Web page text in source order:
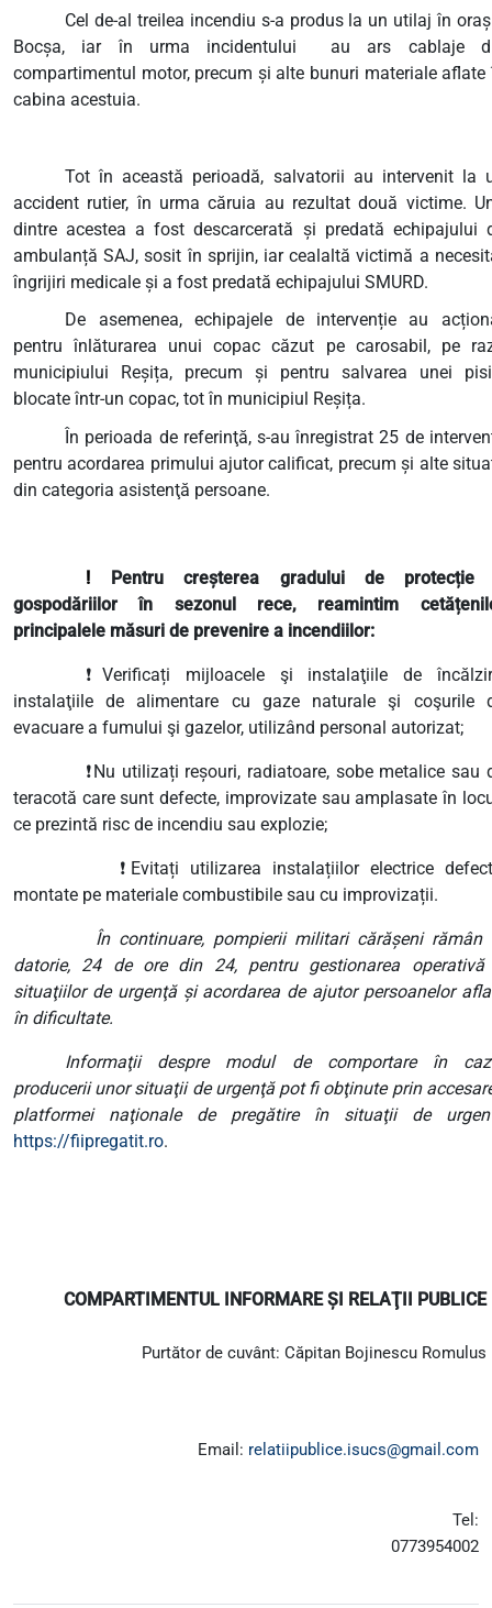
Cel de-al treilea incendiu s-a produs la un utilaj în
Bocșa, iar în urma incidentului
au ars cablaje
compartimentul motor, precum și alte bunuri materiale aflate
cabina acestuia.
Tot în această perioadă, salvatorii au intervenit la
accident rutier, în urma căruia au rezultat două victime.
dintre acestea a fost descarcerată și predată echipajului
ambulanță SAJ, sosit în sprijin, iar cealaltă victimă a
îngrijiri medicale și a fost predată echipajului SMURD.
De asemenea, echipajele de intervenție au
pentru înlăturarea unui copac căzut pe carosabil, pe
municipiului Reșița, precum și pentru salvarea unei
blocate într-un copac, tot în municipiul Reșița.
În perioada de referinţă, s-au înregistrat 25 de
pentru acordarea primului ajutor calificat, precum şi alte
din categoria asistenţă persoane.
!
Pentru creșterea gradului de protecție
gospodăriilor în sezonul rece, reamintim
principalele măsuri de prevenire a incendiilor:
❗ Verificați mijloacele şi instalaţiile de
instalaţiile de alimentare cu gaze naturale şi coşurile
evacuare a fumului şi gazelor, utilizând personal autorizat;
❗Nu utilizați reșouri, radiatoare, sobe metalice sau
teracotă care sunt defecte, improvizate sau amplasate în
ce prezintă risc de incendiu sau explozie;
❗ Evitați utilizarea instalațiilor electrice
montate pe materiale combustibile sau cu improvizații.
În continuare, pompierii militari cărăşeni rămân
datorie, 24 de ore din 24, pentru gestionarea
situaţiilor de urgenţă şi acordarea de ajutor persoanelor
în dificultate.
Informaţii despre modul de comportare în
producerii unor situaţii de urgenţă pot fi obţinute prin
platformei naţionale de pregătire în situaţii de
https://fiipregatit.ro.
COMPARTIMENTUL INFORMARE ŞI RELAŢII PUBLICE
Purtător de cuvânt:Căpitan Bojinescu Romulus
Email : relatiipublice.isucs@gmail.com
Tel:
0773954002